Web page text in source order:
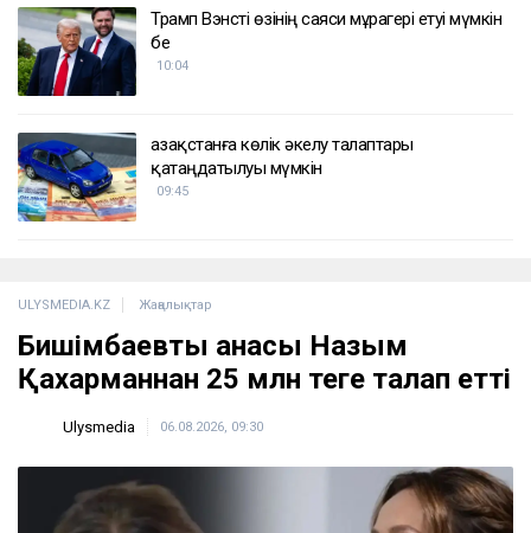
Трамп Вэнсті өзінің саяси мұрагері етуі мүмкін
бе
10:04
Қазақстанға көлік әкелу талаптары
қатаңдатылуы мүмкін
09:45
ULYSMEDIA.KZ Жаңалықтар
Бишімбаевтың анасы Назым
Қахарманнан 25 млн теңге талап етті
Ulysmedia 06.08.2026, 09:30